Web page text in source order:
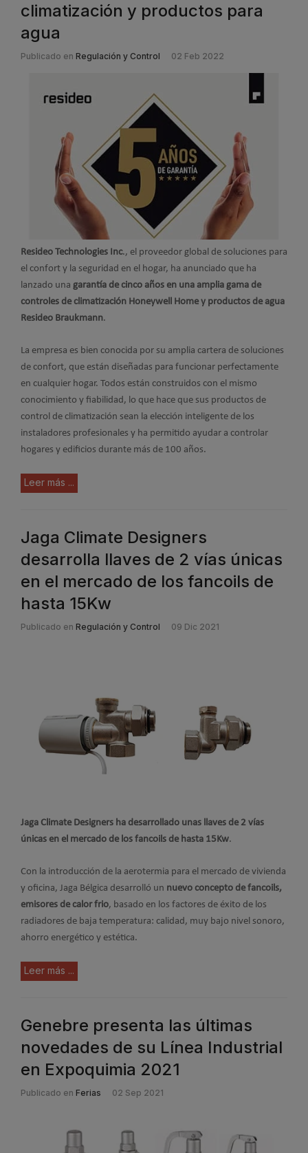
climatización y productos para
agua
Publicado en Regulación y Control 02 Feb 2022
Resideo Technologies Inc., el proveedor global de soluciones para
el confort y la seguridad en el hogar, ha anunciado que ha
lanzado una garantía de cinco años en una amplia gama de
controles de climatización Honeywell Home y productos de agua
Resideo Braukmann.
La empresa es bien conocida por su amplia cartera de soluciones
de confort, que están diseñadas para funcionar perfectamente
en cualquier hogar. Todos están construidos con el mismo
conocimiento y fiabilidad, lo que hace que sus productos de
control de climatización sean la elección inteligente de los
instaladores profesionales y ha permitido ayudar a controlar
hogares y edificios durante más de 100 años.
Leer más ...
Jaga Climate Designers
desarrolla llaves de 2 vías únicas
en el mercado de los fancoils de
hasta 15Kw
Publicado en Regulación y Control 09 Dic 2021
Jaga Climate Designers ha desarrollado unas llaves de 2 vías
únicas en el mercado de los fancoils de hasta 15Kw.
Con la introducción de la aerotermia para el mercado de vivienda
y oficina, Jaga Bélgica desarrolló un nuevo concepto de fancoils,
emisores de calor frio, basado en los factores de éxito de los
radiadores de baja temperatura: calidad, muy bajo nivel sonoro,
ahorro energético y estética.
Leer más ...
Genebre presenta las últimas
novedades de su Línea Industrial
en Expoquimia 2021
Publicado en Ferias 02 Sep 2021